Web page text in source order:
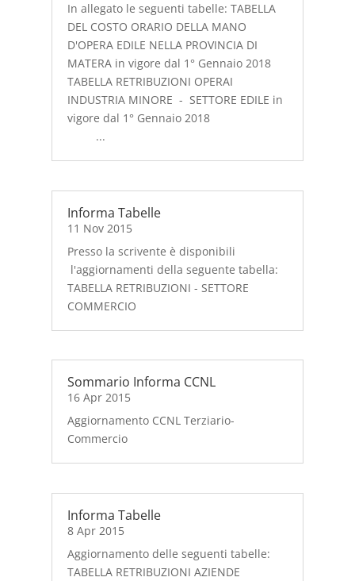
In allegato le seguenti tabelle: TABELLA
DEL COSTO ORARIO DELLA MANO
D'OPERA EDILE NELLA PROVINCIA DI
MATERA in vigore dal 1° Gennaio 2018
TABELLA RETRIBUZIONI OPERAI
INDUSTRIA MINORE - SETTORE EDILE in
vigore dal 1° Gennaio 2018
...
Informa Tabelle
11 Nov 2015
Presso la scrivente è disponibili
l'aggiornamenti della seguente tabella:
TABELLA RETRIBUZIONI - SETTORE
COMMERCIO
Sommario Informa CCNL
16 Apr 2015
Aggiornamento CCNL Terziario-
Commercio
Informa Tabelle
8 Apr 2015
Aggiornamento delle seguenti tabelle:
TABELLA RETRIBUZIONI AZIENDE